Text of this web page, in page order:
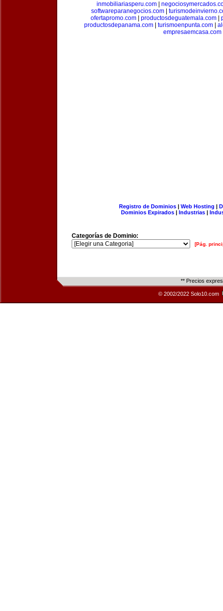
inmobiliariasperu.com|
softwareparanegocios.com|
ofertapromo.com
productosdeguatemala.com
productosdepanama.com
turismoenpunta.com
empresaemcasa.com
Registro de Dominios| Web Hosting |
Dominios Expirados | Industrias |
Categorías de Dominio:
[Pág.
** Precios
© 2002/2022 Solo10.com